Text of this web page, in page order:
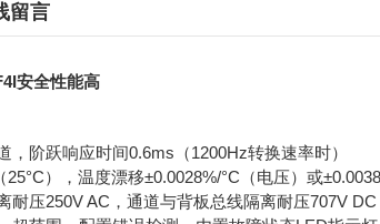
留言
安全性能高
，阶跃响应时间0.6ms（1200Hz转换速率时）
25°C），温度漂移±0.0028%/°C（电压）或
耐压250V AC，通道与背板总线隔离耐压707V DC